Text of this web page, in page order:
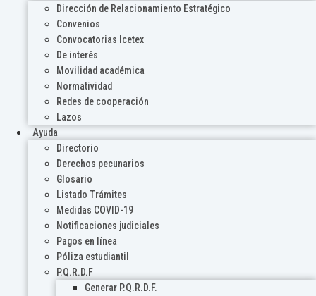
Dirección de Relacionamiento Estratégico
Convenios
Convocatorias Icetex
De interés
Movilidad académica
Normatividad
Redes de cooperación
Lazos
Ayuda
Directorio
Derechos pecunarios
Glosario
Listado Trámites
Medidas COVID-19
Notificaciones judiciales
Pagos en línea
Póliza estudiantil
P.Q.R.D.F
Generar P.Q.R.D.F.